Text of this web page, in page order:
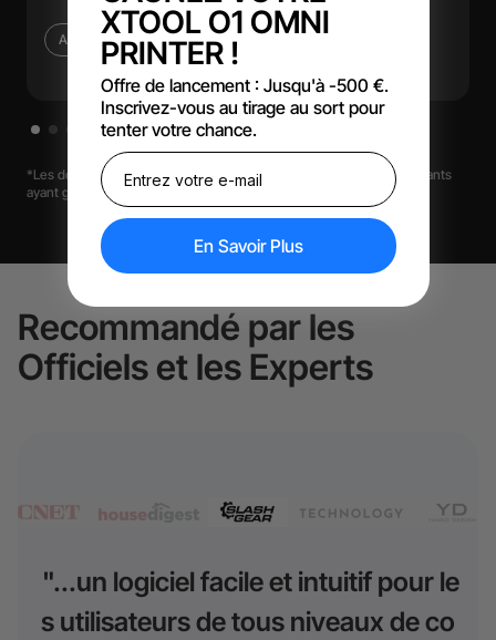
Apprenez la Menuiserie
*Les données sont basées sur une enquête auprès de 500 répondants
ayant gagné de l'argent en utilisant les lasers xTool.
Recommandé par les
Officiels et les Experts
"...a la capacité de traiter un volum
e plus élevé de commandes person
XTOOL O1 OMNI
PRINTER !
Offre de lancement : Jusqu'à -500 €.
Inscrivez-vous au tirage au sort pour
tenter votre chance.
En Savoir Plus